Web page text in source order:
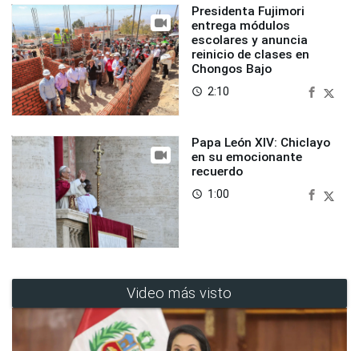
Presidenta Fujimori
entrega módulos
escolares y anuncia
reinicio de clases en
Chongos Bajo
access_time 2:10
Papa León XIV: Chiclayo
en su emocionante
recuerdo
access_time 1:00
Video más visto